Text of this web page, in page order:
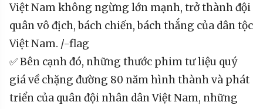
Việt Nam không ngừng lớn mạnh, trở thành đội
quân vô địch, bách chiến, bách thắng của dân tộc
Việt Nam. /-flag
✅ Bên cạnh đó, những thước phim tư liệu quý
giá về chặng đường 80 năm hình thành và phát
triển của quân đội nhân dân Việt Nam, những